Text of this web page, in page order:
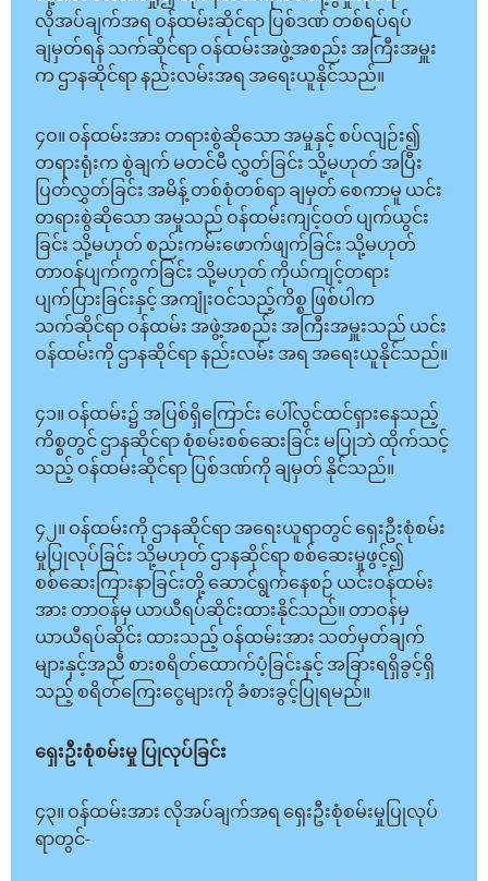
လိုအပ်ချက်အရ ဝန်ထမ်းဆိုင်ရာ ပြစ်ဒဏ် တစ်ရပ်ရပ်
ချမှတ်ရန် သက်ဆိုင်ရာ ဝန်ထမ်းအဖွဲ့အစည်း အကြီးအမှူး
က ဌာနဆိုင်ရာ နည်းလမ်းအရ အရေးယူနိုင်သည်။
၄ဝ။ ဝန်ထမ်းအား တရားစွဲဆိုသော အမှုနှင့် စပ်လျဉ်း၍
တရားရုံးက စွဲချက် မတင်မီ လွှတ်ခြင်း သို့မဟုတ် အပြီး
ပြတ်လွှတ်ခြင်း အမိန့် တစ်စုံတစ်ရာ ချမှတ် စေကာမူ ယင်း
တရားစွဲဆိုသော အမှုသည် ဝန်ထမ်းကျင့်ဝတ် ပျက်ယွင်း
ခြင်း သို့မဟုတ် စည်းကမ်းဖောက်ဖျက်ခြင်း သို့မဟုတ်
တာဝန်ပျက်ကွက်ခြင်း သို့မဟုတ် ကိုယ်ကျင့်တရား
ပျက်ပြားခြင်းနှင့် အကျုံးဝင်သည့်ကိစ္စ ဖြစ်ပါက
သက်ဆိုင်ရာ ဝန်ထမ်း အဖွဲ့အစည်း အကြီးအမှူးသည် ယင်း
ဝန်ထမ်းကို ဌာနဆိုင်ရာ နည်းလမ်း အရ အရေးယူနိုင်သည်။
၄၁။ ဝန်ထမ်း၌ အပြစ်ရှိကြောင်း ပေါ်လွင်ထင်ရှားနေသည့်
ကိစ္စတွင် ဌာနဆိုင်ရာ စုံစမ်းစစ်ဆေးခြင်း မပြုဘဲ ထိုက်သင့်
သည့် ဝန်ထမ်းဆိုင်ရာ ပြစ်ဒဏ်ကို ချမှတ် နိုင်သည်။
၄၂။ ဝန်ထမ်းကို ဌာနဆိုင်ရာ အရေးယူရာတွင် ရှေးဦးစုံစမ်း
မှုပြုလုပ်ခြင်း သို့မဟုတ် ဌာနဆိုင်ရာ စစ်ဆေးမှုဖွင့်၍
စစ်ဆေးကြားနာခြင်းတို့ ဆောင်ရွက်နေစဉ် ယင်းဝန်ထမ်း
အား တာဝန်မှ ယာယီရပ်ဆိုင်းထားနိုင်သည်။ တာဝန်မှ
ယာယီရပ်ဆိုင်း ထားသည့် ဝန်ထမ်းအား သတ်မှတ်ချက်
များနှင့်အညီ စားစရိတ်ထောက်ပံ့ခြင်းနှင့် အခြားရရှိခွင့်ရှိ
သည့် စရိတ်ကြေးငွေများကို ခံစားခွင့်ပြုရမည်။
ရှေးဦးစုံစမ်းမှု ပြုလုပ်ခြင်း
၄၃။ ဝန်ထမ်းအား လိုအပ်ချက်အရ ရှေးဦးစုံစမ်းမှုပြုလုပ်
ရာတွင်-